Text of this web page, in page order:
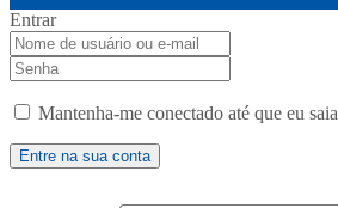
Entrar
Mantenha-me conectado até que eu saia